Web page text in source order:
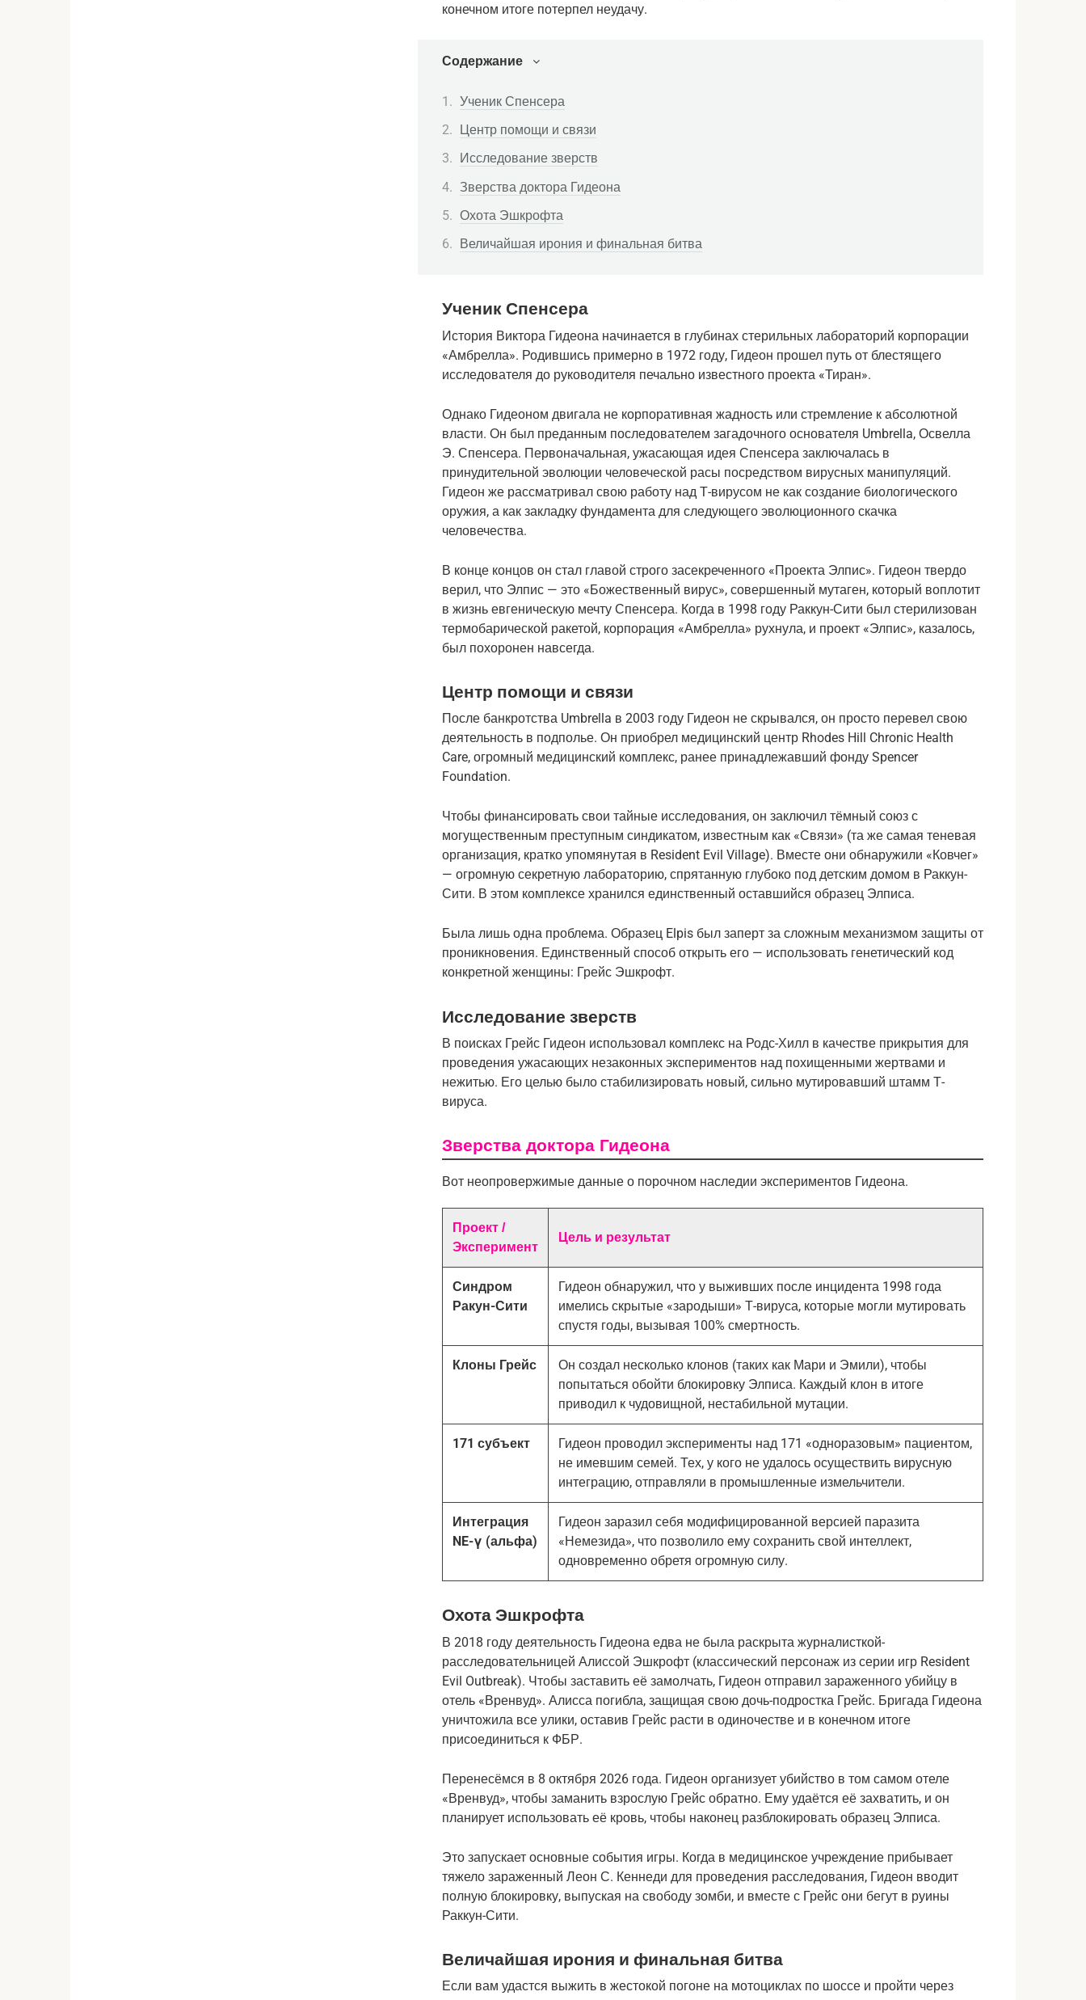
конечном итоге потерпел неудачу.
Содержание
Ученик Спенсера
Центр помощи и связи
Исследование зверств
Зверства доктора Гидеона
Охота Эшкрофта
Величайшая ирония и финальная битва
Ученик Спенсера
История Виктора Гидеона начинается в глубинах стерильных лабораторий корпорации
«Амбрелла». Родившись примерно в 1972 году, Гидеон прошел путь от блестящего
исследователя до руководителя печально известного проекта «Тиран».
Однако Гидеоном двигала не корпоративная жадность или стремление к абсолютной
власти. Он был преданным последователем загадочного основателя Umbrella, Освелла
Э. Спенсера. Первоначальная, ужасающая идея Спенсера заключалась в
принудительной эволюции человеческой расы посредством вирусных манипуляций.
Гидеон же рассматривал свою работу над Т-вирусом не как создание биологического
оружия, а как закладку фундамента для следующего эволюционного скачка
человечества.
В конце концов он стал главой строго засекреченного «Проекта Элпис». Гидеон твердо
верил, что Элпис — это «Божественный вирус», совершенный мутаген, который воплотит
в жизнь евгеническую мечту Спенсера. Когда в 1998 году Раккун-Сити был стерилизован
термобарической ракетой, корпорация «Амбрелла» рухнула, и проект «Элпис», казалось,
был похоронен навсегда.
Центр помощи и связи
После банкротства Umbrella в 2003 году Гидеон не скрывался, он просто перевел свою
деятельность в подполье. Он приобрел медицинский центр Rhodes Hill Chronic Health
Care, огромный медицинский комплекс, ранее принадлежавший фонду Spencer
Foundation.
Чтобы финансировать свои тайные исследования, он заключил тёмный союз с
могущественным преступным синдикатом, известным как «Связи» (та же самая теневая
организация, кратко упомянутая в Resident Evil Village). Вместе они обнаружили «Ковчег»
— огромную секретную лабораторию, спрятанную глубоко под детским домом в Раккун-
Сити. В этом комплексе хранился единственный оставшийся образец Элписа.
Была лишь одна проблема. Образец Elpis был заперт за сложным механизмом защиты от
проникновения. Единственный способ открыть его — использовать генетический код
конкретной женщины: Грейс Эшкрофт.
Исследование зверств
В поисках Грейс Гидеон использовал комплекс на Родс-Хилл в качестве прикрытия для
проведения ужасающих незаконных экспериментов над похищенными жертвами и
нежитью. Его целью было стабилизировать новый, сильно мутировавший штамм Т-
вируса.
Зверства доктора Гидеона
Вот неопровержимые данные о порочном наследии экспериментов Гидеона.
Проект /
Эксперимент
Цель и результат
Синдром
Ракун-Сити
Гидеон обнаружил, что у выживших после инцидента 1998 года
имелись скрытые «зародыши» Т-вируса, которые могли мутировать
спустя годы, вызывая 100% смертность.
Клоны Грейс
Он создал несколько клонов (таких как Мари и Эмили), чтобы
попытаться обойти блокировку Элписа. Каждый клон в итоге
приводил к чудовищной, нестабильной мутации.
171 субъект
Гидеон проводил эксперименты над 171 «одноразовым» пациентом,
не имевшим семей. Тех, у кого не удалось осуществить вирусную
интеграцию, отправляли в промышленные измельчители.
Интеграция
NE-γ (альфа)
Гидеон заразил себя модифицированной версией паразита
«Немезида», что позволило ему сохранить свой интеллект,
одновременно обретя огромную силу.
Охота Эшкрофта
В 2018 году деятельность Гидеона едва не была раскрыта журналисткой-
расследовательницей Алиссой Эшкрофт (классический персонаж из серии игр Resident
Evil Outbreak). Чтобы заставить её замолчать, Гидеон отправил зараженного убийцу в
отель «Вренвуд». Алисса погибла, защищая свою дочь-подростка Грейс. Бригада Гидеона
уничтожила все улики, оставив Грейс расти в одиночестве и в конечном итоге
присоединиться к ФБР.
Перенесёмся в 8 октября 2026 года. Гидеон организует убийство в том самом отеле
«Вренвуд», чтобы заманить взрослую Грейс обратно. Ему удаётся её захватить, и он
планирует использовать её кровь, чтобы наконец разблокировать образец Элписа.
Это запускает основные события игры. Когда в медицинское учреждение прибывает
тяжело зараженный Леон С. Кеннеди для проведения расследования, Гидеон вводит
полную блокировку, выпуская на свободу зомби, и вместе с Грейс они бегут в руины
Раккун-Сити.
Величайшая ирония и финальная битва
Если вам удастся выжить в жестокой погоне на мотоциклах по шоссе и пройти через